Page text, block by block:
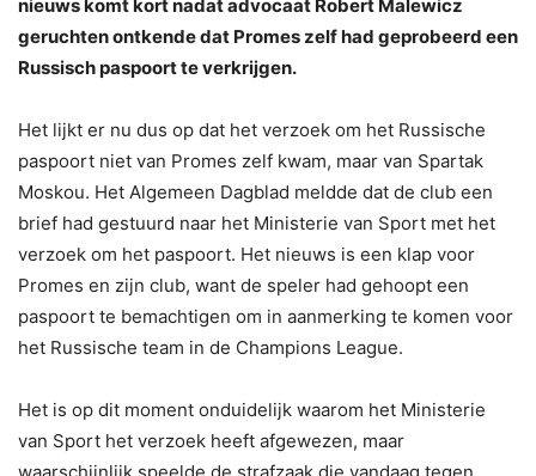
nieuws komt kort nadat advocaat Robert Malewicz
geruchten ontkende dat Promes zelf had geprobeerd een
Russisch paspoort te verkrijgen.
Het lijkt er nu dus op dat het verzoek om het Russische
paspoort niet van Promes zelf kwam, maar van Spartak
Moskou. Het Algemeen Dagblad meldde dat de club een
brief had gestuurd naar het Ministerie van Sport met het
verzoek om het paspoort. Het nieuws is een klap voor
Promes en zijn club, want de speler had gehoopt een
paspoort te bemachtigen om in aanmerking te komen voor
het Russische team in de Champions League.
Het is op dit moment onduidelijk waarom het Ministerie
van Sport het verzoek heeft afgewezen, maar